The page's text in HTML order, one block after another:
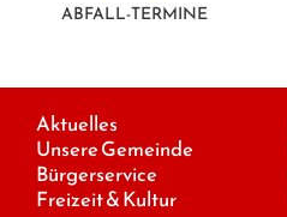
ABFALL-TERMINE
Aktuelles
Unsere Gemeinde
Bürgerservice
Freizeit & Kultur